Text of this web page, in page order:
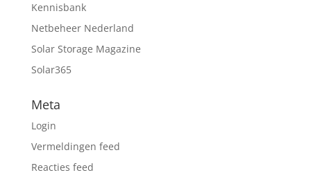
Kennisbank
Netbeheer Nederland
Solar Storage Magazine
Solar365
Meta
Login
Vermeldingen feed
Reacties feed